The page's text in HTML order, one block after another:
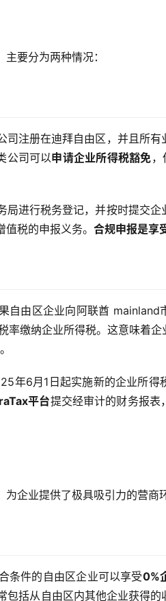
要分为两种情况：
司注册在迪拜自由区，并且所
公司可以申请企业所得税豁免
进行税务登记，并按时提交
税的申报义务。 合规申报是享
自由区企业向阿联酋 mainland
率缴纳企业所得税。这意味着企
年6月1日起实施新的企业所得
平台提交经审计的财务报表
企业提供了极具吸引力的营商
条件的自由区企业可以享受0%
括从自由区内其他企业获得的